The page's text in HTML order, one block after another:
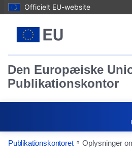
Officielt EU-website
Den Europæiske
Publikationskontor
Publikationskontoret Oplysninger